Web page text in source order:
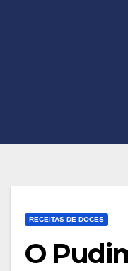
RECEITAS DE DOCES
O